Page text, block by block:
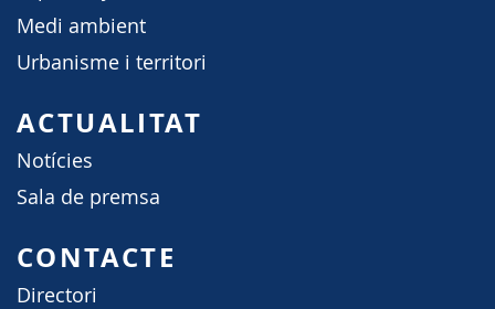
Medi ambient
Urbanisme i territori
ACTUALITAT
Notícies
Sala de premsa
CONTACTE
Directori